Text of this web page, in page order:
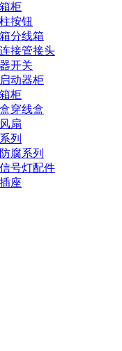
柜
按钮
分线箱
接管接头
开关
动器柜
柜
穿线盒
扇
列
腐系列
号灯配件
座